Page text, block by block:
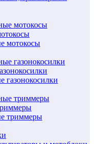
мотокосы
мотокосы
газонокосилки
газонокосилки
триммеры
триммеры